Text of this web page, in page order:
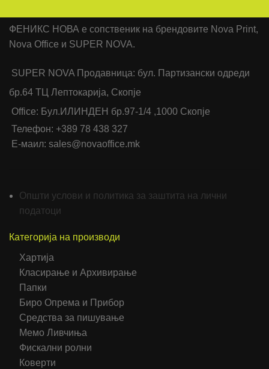
ФЕНИКС НОВА е сопственик на брендовите Nova Print,
Nova Office и SUPER NOVA.
SUPER NOVA Продавница: бул. Партизански одреди
бр.64 ТЦ Лептокарија, Скопје
Office: Бул.ИЛИНДЕН бр.97-1/4 ,1000 Скопје
Телефон: +389 78 438 327
Е-маил: sales@novaoffice.mk
Општи услови и политика за заштита на лични
податоци
Категорија на производи
Хартија
Класирање и Архивирање
Папки
Биро Опрема и Прибор
Средства за пишување
Мемо Ливчиња
Фискални ролни
Коверти